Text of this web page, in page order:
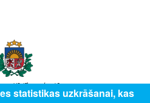
statistikas uzkrāšanai, kas